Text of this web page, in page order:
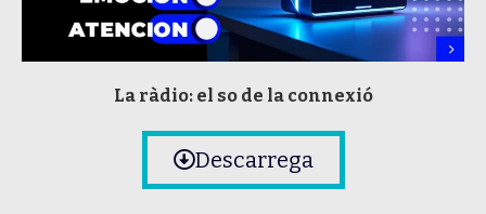
La ràdio: el so de la connexió
Descarrega